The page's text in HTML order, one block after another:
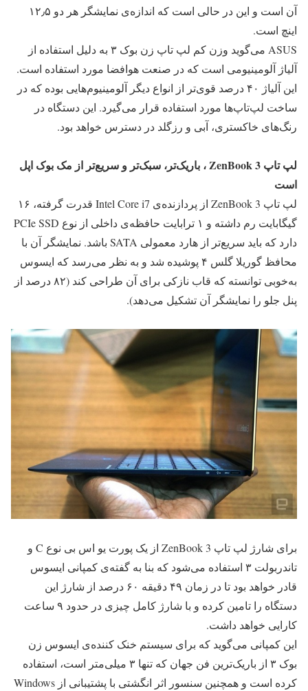
آن است و این در حالی است که اندازه‌ی نمایشگر هر دو ۱۲٫۵
اینچ است.
ASUS می‌گوید وزن کم لپ تاپ زن بوک ۳ به دلیل استفاده از
آلیاژ آلومینیومی است که در صنعت هوافضا مورد استفاده است.
این آلیاژ ۴۰ درصد قوی‌تر از انواع دیگر آلومینیوم‌هایی بوده که در
ساخت لپ‌تاپ‌ها مورد استفاده قرار می‌گیرد. این دستگاه در
رنگ‌های خاکستری، آبی و رزگلد در دسترس خواهد بود.
لپ تاپ ZenBook 3 ، باریک‌تر، سبک‌تر و سریع‌تر از مک بوک اپل
است
لپ تاپ ZenBook 3 از پردازنده‌ی Intel Core i7 قدرت گرفته، ۱۶
گیگابایت رم داشته و ۱ ترابایت حافظه‌ی داخلی از نوع PCIe SSD
دارد که باید سریع‌تر از هارد معمولی SATA باشد. نمایشگر آن با
محافظ گوریلا گلس ۴ پوشیده شد و به نظر می‌رسد که ایسوس
به‌خوبی توانسته که قاب نازکی برای آن طراحی کند (۸۲ درصد از
پنل جلو را نمایشگر آن تشکیل می‌دهد).
برای شارژ لپ تاپ ZenBook 3 از یک پورت یو اس بی نوع C و
تاندربولت ۳ استفاده می‌شود که بنا به گفته‌ی کمپانی ایسوس
قادر خواهد بود تا در زمان ۴۹ دقیقه ۶۰ درصد از شارژ این
دستگاه را تامین کرده و با شارژ کامل چیزی در حدود ۹ ساعت
کارایی خواهد داشت.
این کمپانی می‌گوید که برای سیستم خنک کننده‌ی ایسوس زن
بوک ۳ از باریک‌ترین فن‌ جهان که تنها ۳ میلی‌متر است، استفاده
کرده است و همچنین سنسور اثر انگشتی با پشتیبانی از Windows